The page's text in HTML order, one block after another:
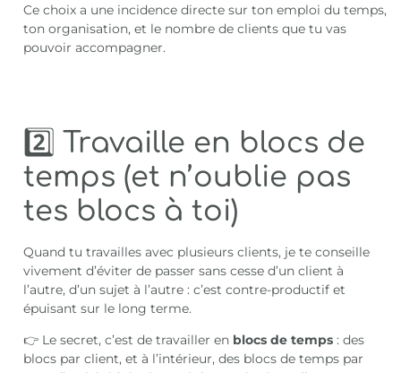
Ce choix a une incidence directe sur ton emploi du temps,
ton organisation, et le nombre de clients que tu vas
pouvoir accompagner.
2️⃣ Travaille en blocs de
temps (et n’oublie pas
tes blocs à toi)
Quand tu travailles avec plusieurs clients, je te conseille
vivement d’éviter de passer sans cesse d’un client à
l’autre, d’un sujet à l’autre : c’est contre-productif et
épuisant sur le long terme.
👉 Le secret, c’est de travailler en blocs de temps : des
blocs par client, et à l’intérieur, des blocs de temps par